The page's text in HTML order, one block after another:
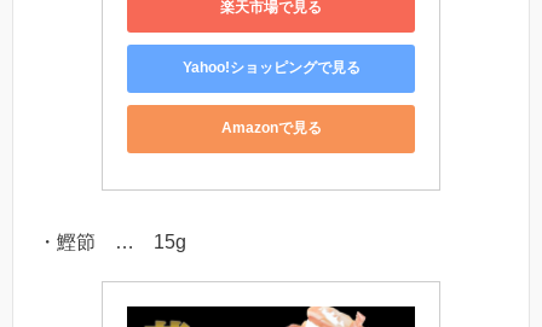
楽天市場で見る
Yahoo!ショッピングで見る
Amazonで見る
・鰹節 … 15g